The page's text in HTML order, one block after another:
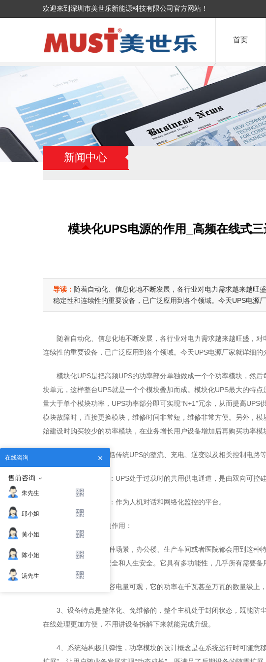
欢迎来到深圳市美世乐新能源科技有限公司官方网站！
首页
新闻中心
模块化UPS电源的作用_高频在线式
导读： 随着自动化、信息化地不断发展，各行业对电力需求越来越旺
稳定性和连续性的重要设备，已广泛应用到各个领域。今天UPS电源
随着自动化、信息化地不断发展，各行业对电力需求越来越旺盛，对
连续性的重要设备，已广泛应用到各个领域。今天UPS电源厂家就详细的
模块化UPS是把高频UPS的功率部分单独做成一个个功率模块，然
块单元，这样整台UPS就是一个个模块叠加而成。模块化UPS最大的特
量大于单个模块功率，UPS功率部分即可实现“N+1”冗余，从而提高
模块故障时，直接更换模块，维修时间非常短，维修非常方便。另外，
始建设时购买较少的功率模块，在业务增长用户设备增加后再购买功率模
1、功率模块：包括传统UPS的整流、充电、逆变以及相关控制电路
2、静态开关模块：UPS处于过载时的共用供电通道，是由双向可控
3、显示通信模块：作为人机对话和网络化监控的平台。
的作用：
1、可以应用在各种场景，办公楼、生产车间或者医院都会用到这
用以保护人们的财产安全和人生安全。它具有多功能性，几乎所有需要备
2、体积比较小，容电量可观，它的功率在千瓦甚至万瓦的数量级上
3、设备特点是整体化、免维修的，整个主机处于封闭状态，既能防
在线处理更加方便，不用讲设备拆解下来就能完成升级。
4、系统结构极具弹性，功率模块的设计概念是在系统运行时可随意
在线咨询
售前咨询
朱先生
邱小姐
黄小姐
陈小姐
汤先生